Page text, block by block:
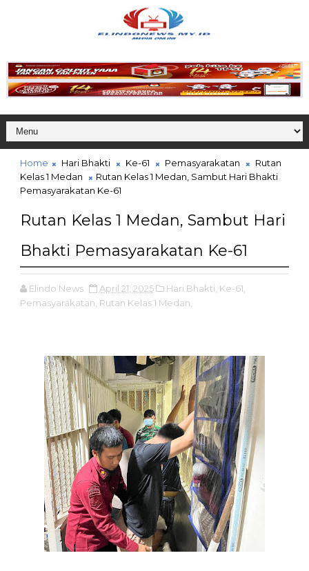
Home Hari Bhakti Ke-61 Pemasyarakatan
Rutan
Kelas 1 Medan
Rutan Kelas 1 Medan, Sambut Hari Bhakti
Pemasyarakatan Ke-61
Rutan Kelas 1 Medan, Sambut Hari
Bhakti Pemasyarakatan Ke-61
Elindo News April 21, 2025 Hari Bhakti, Ke-61,
Pemasyarakatan, Rutan Kelas 1 Medan,